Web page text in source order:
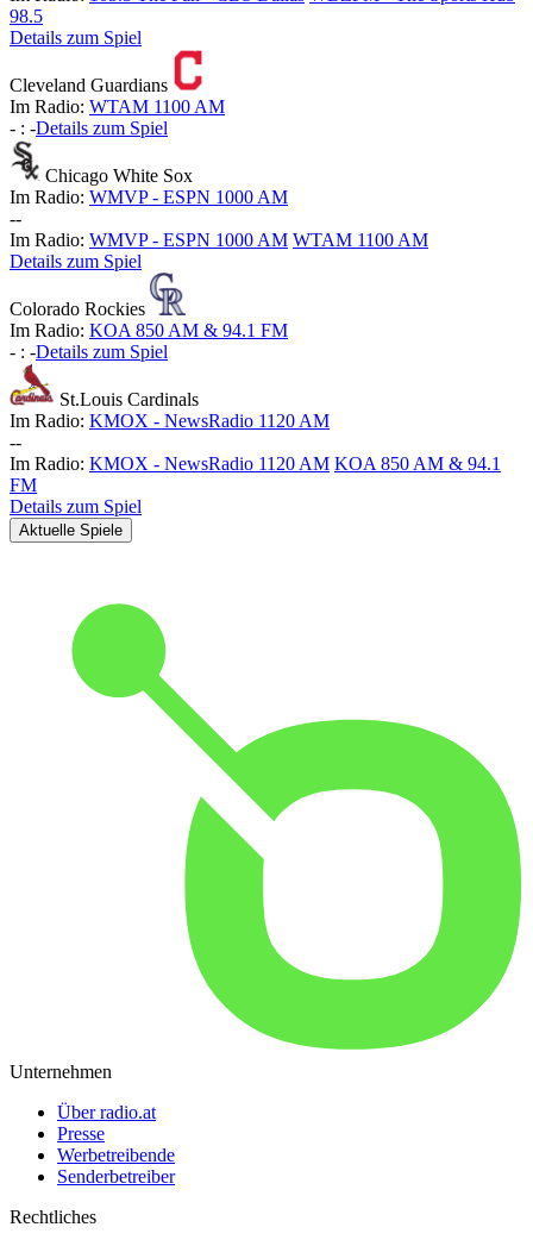
98.5
Details zum Spiel
Cleveland Guardians
Im Radio: WTAM 1100 AM
- : -Details zum Spiel
Chicago White Sox
Im Radio: WMVP - ESPN 1000 AM
--
Im Radio: WMVP - ESPN 1000 AM WTAM 1100 AM
Details zum Spiel
Colorado Rockies
Im Radio: KOA 850 AM & 94.1 FM
- : -Details zum Spiel
St.Louis Cardinals
Im Radio: KMOX - NewsRadio 1120 AM
--
Im Radio: KMOX - NewsRadio 1120 AM KOA 850 AM & 94.1
FM
Details zum Spiel
Aktuelle Spiele
Unternehmen
Über radio.at
Presse
Werbetreibende
Senderbetreiber
Rechtliches